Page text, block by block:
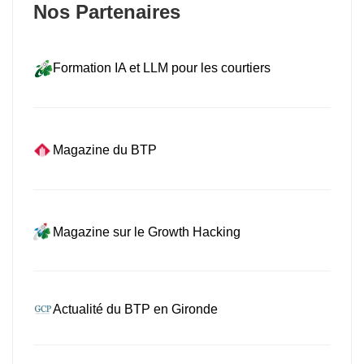
Nos Partenaires
Formation IA et LLM pour les courtiers
Magazine du BTP
Magazine sur le Growth Hacking
Actualité du BTP en Gironde